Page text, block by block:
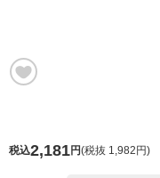
税込2,181円(税抜 1,982円)